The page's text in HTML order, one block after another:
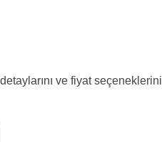
ve fiyat seçeneklerini